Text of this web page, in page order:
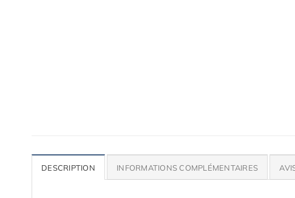
DESCRIPTION INFORMATIONS COMPLÉMENTAIRES